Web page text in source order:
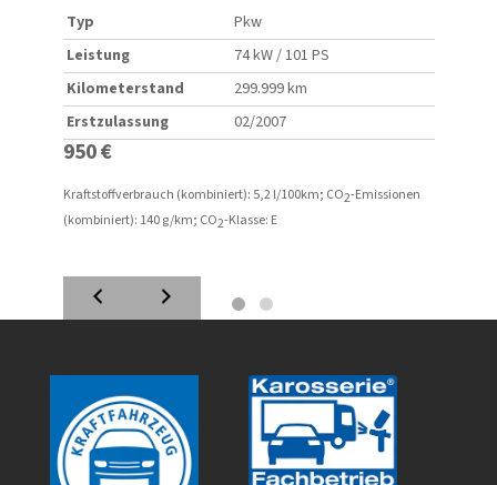
Typ
Pkw
Leistung
74 kW / 101 PS
Kilometerstand
299.999 km
Erstzulassung
02/2007
950 €
Kraftstoffverbrauch (kombiniert): 5,2 l/100km; CO2-Emissionen
(kombiniert): 140 g/km; CO2-Klasse: E